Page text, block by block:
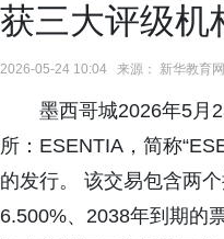
获三大评级机
2026-05-24 10:04 来源： 新华教育网
墨西哥城2026年5月
所：ESENTIA，简称
的发行。 该交易包含两
6.500%、2038年到期的